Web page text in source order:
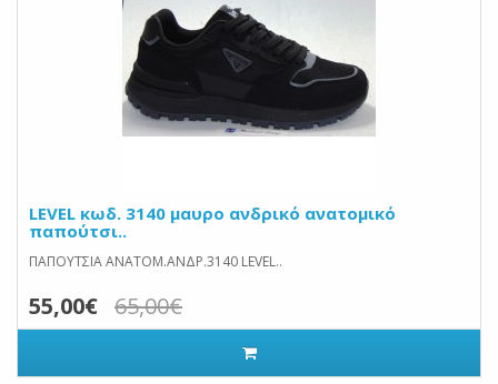
LEVEL κωδ. 3140 μαυρο ανδρικό ανατομικό
παπούτσι..
ΠΑΠΟΥΤΣΙΑ ΑΝΑΤΟΜ.ΑΝΔΡ.3140 LEVEL..
55,00€ 65,00€